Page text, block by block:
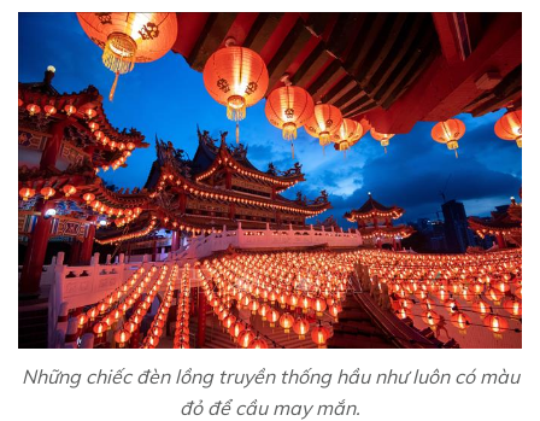
Những chiếc đèn lồng truyền thống hầu như luôn có màu
đỏ để cầu may mắn.